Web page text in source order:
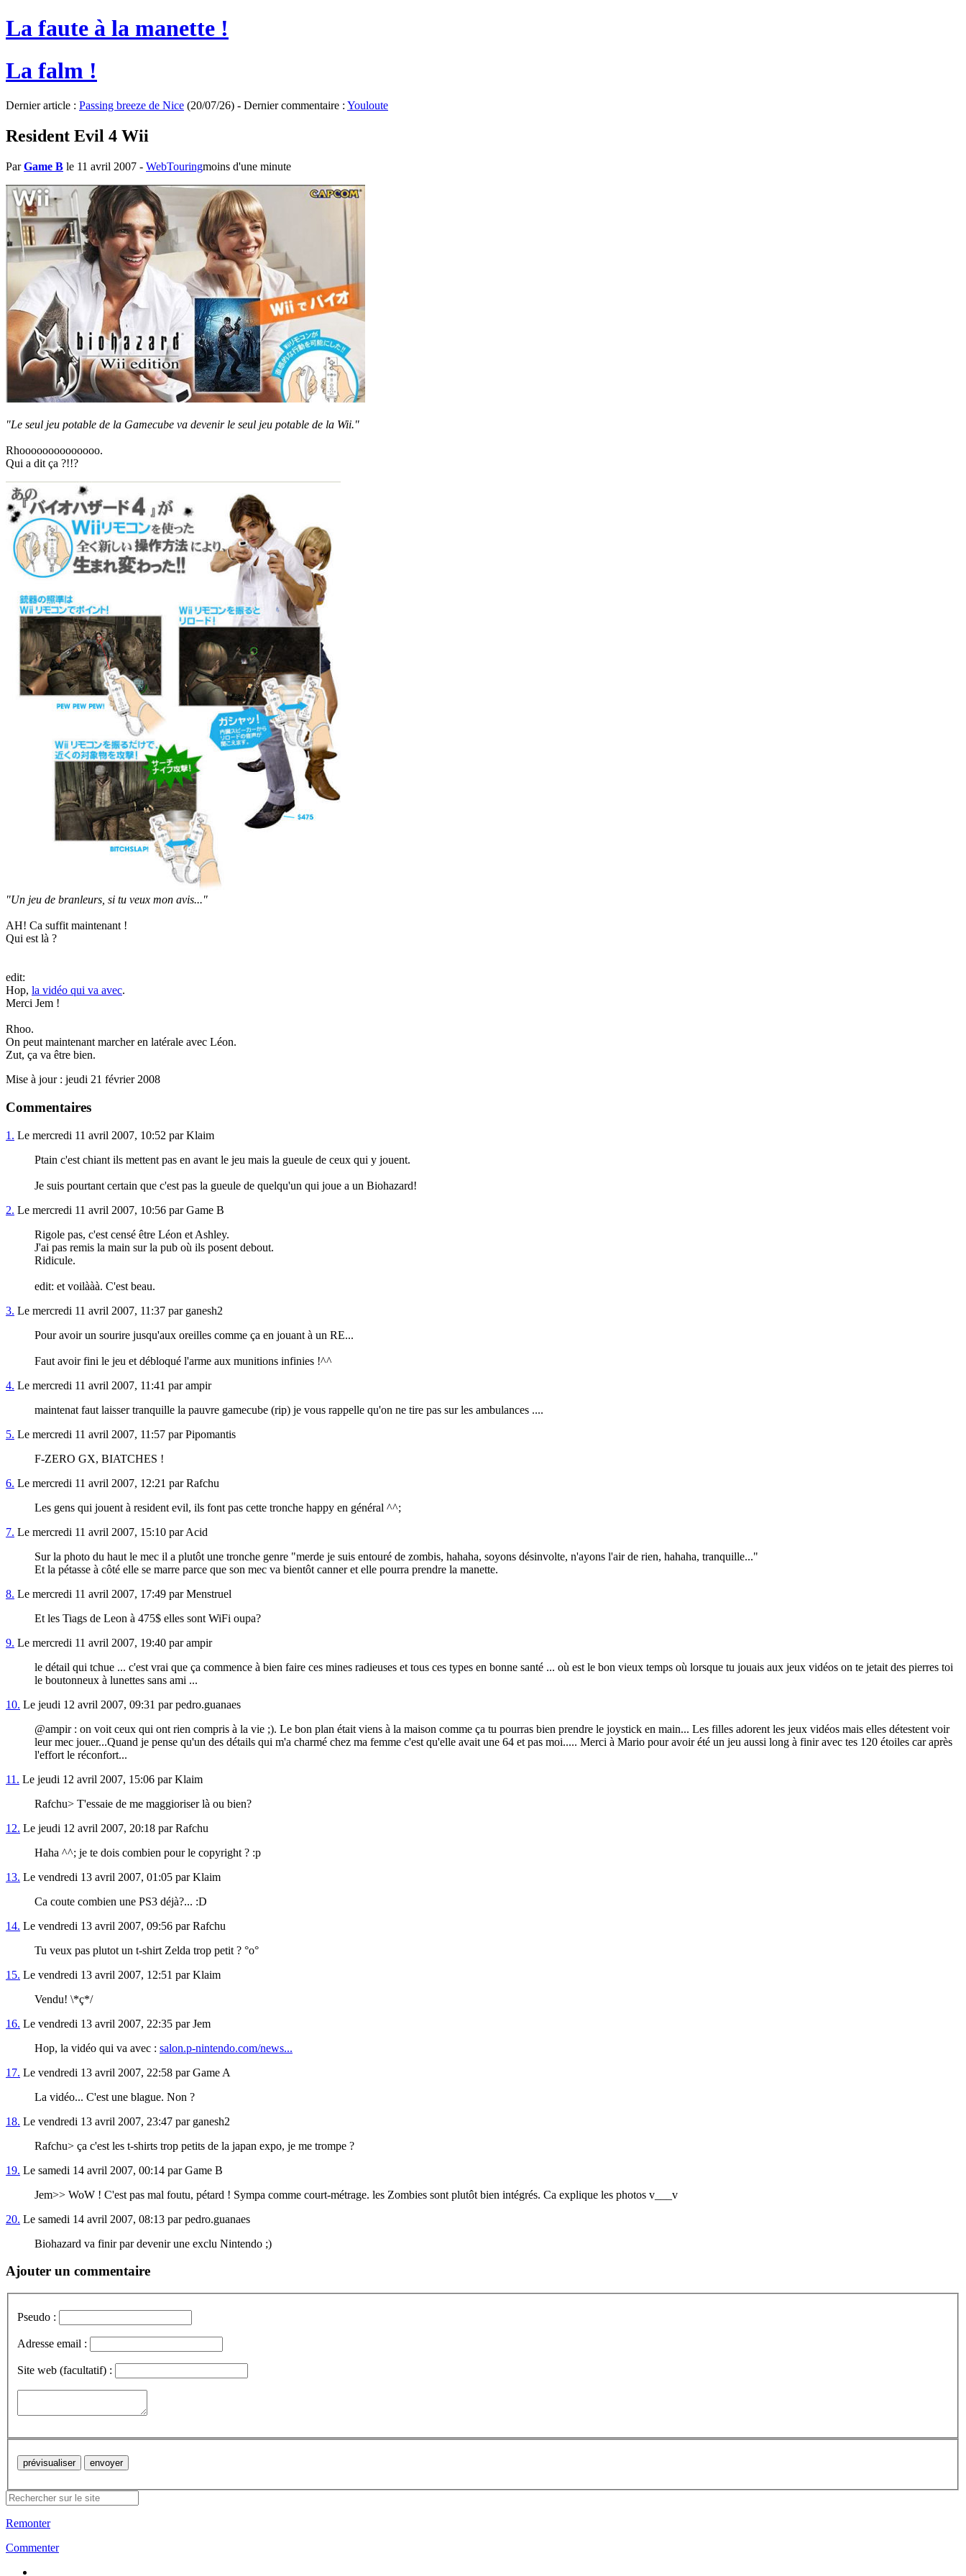
La faute à la manette !
La falm !
Dernier article : Passing breeze de Nice (20/07/26) - Dernier commentaire : Youloute
Resident Evil 4 Wii
ParGame B le 11 avril 2007 - WebTouringmoins d'une minute
"Le seul jeu potable de la Gamecube va devenir le seul jeu potable de la Wii."
Rhoooooooooooooo.
Qui a dit ça ?!!?
"Un jeu de branleurs, si tu veux mon avis..."
AH! Ca suffit maintenant !
Qui est là ?
edit:
Hop, la vidéo qui va avec.
Merci Jem !
Rhoo.
On peut maintenant marcher en latérale avec Léon.
Zut, ça va être bien.
Mise à jour : jeudi 21 février 2008
Commentaires
1. Le mercredi 11 avril 2007, 10:52 par Klaim
Ptain c'est chiant ils mettent pas en avant le jeu mais la gueule de ceux qui y jouent.
Je suis pourtant certain que c'est pas la gueule de quelqu'un qui joue a un Biohazard!
2. Le mercredi 11 avril 2007, 10:56 par Game B
Rigole pas, c'est censé être Léon et Ashley.
J'ai pas remis la main sur la pub où ils posent debout.
Ridicule.
edit: et voilààà. C'est beau.
3. Le mercredi 11 avril 2007, 11:37 par ganesh2
Pour avoir un sourire jusqu'aux oreilles comme ça en jouant à un RE...
Faut avoir fini le jeu et débloqué l'arme aux munitions infinies !^^
4. Le mercredi 11 avril 2007, 11:41 par ampir
maintenat faut laisser tranquille la pauvre gamecube (rip) je vous rappelle qu'on ne tire pas sur les ambulances ....
5. Le mercredi 11 avril 2007, 11:57 par Pipomantis
F-ZERO GX, BIATCHES !
6. Le mercredi 11 avril 2007, 12:21 par Rafchu
Les gens qui jouent à resident evil, ils font pas cette tronche happy en général ^^;
7. Le mercredi 11 avril 2007, 15:10 par Acid
Sur la photo du haut le mec il a plutôt une tronche genre "merde je suis entouré de zombis, hahaha, soyons désinvolte, n'ayons l'air de rien, hahaha, tranquille..."
Et la pétasse à côté elle se marre parce que son mec va bientôt canner et elle pourra prendre la manette.
8. Le mercredi 11 avril 2007, 17:49 par Menstruel
Et les Tiags de Leon à 475$ elles sont WiFi oupa?
9. Le mercredi 11 avril 2007, 19:40 par ampir
le détail qui tchue ... c'est vrai que ça commence à bien faire ces mines radieuses et tous ces types en bonne santé ... où est le bon vieux temps où lorsque tu jouais aux jeux vidéos on te jetait des pierres toi
le boutonneux à lunettes sans ami ...
10. Le jeudi 12 avril 2007, 09:31 par pedro.guanaes
@ampir : on voit ceux qui ont rien compris à la vie ;). Le bon plan était viens à la maison comme ça tu pourras bien prendre le joystick en main... Les filles adorent les jeux vidéos mais elles détestent voir
leur mec jouer...Quand je pense qu'un des détails qui m'a charmé chez ma femme c'est qu'elle avait une 64 et pas moi..... Merci à Mario pour avoir été un jeu aussi long à finir avec tes 120 étoiles car après
l'effort le réconfort...
11. Le jeudi 12 avril 2007, 15:06 par Klaim
Rafchu> T'essaie de me maggioriser là ou bien?
12. Le jeudi 12 avril 2007, 20:18 par Rafchu
Haha ^^; je te dois combien pour le copyright ? :p
13. Le vendredi 13 avril 2007, 01:05 par Klaim
Ca coute combien une PS3 déjà?... :D
14. Le vendredi 13 avril 2007, 09:56 par Rafchu
Tu veux pas plutot un t-shirt Zelda trop petit ? °o°
15. Le vendredi 13 avril 2007, 12:51 par Klaim
Vendu! \*ç*/
16. Le vendredi 13 avril 2007, 22:35 par Jem
Hop, la vidéo qui va avec : salon.p-nintendo.com/news...
17. Le vendredi 13 avril 2007, 22:58 par Game A
La vidéo... C'est une blague. Non ?
18. Le vendredi 13 avril 2007, 23:47 par ganesh2
Rafchu> ça c'est les t-shirts trop petits de la japan expo, je me trompe ?
19. Le samedi 14 avril 2007, 00:14 par Game B
Jem>> WoW ! C'est pas mal foutu, pétard ! Sympa comme court-métrage. les Zombies sont plutôt bien intégrés. Ca explique les photos v___v
20. Le samedi 14 avril 2007, 08:13 par pedro.guanaes
Biohazard va finir par devenir une exclu Nintendo ;)
Ajouter un commentaire
Pseudo :
Adresse email :
Site web (facultatif) :
Remonter
Commenter